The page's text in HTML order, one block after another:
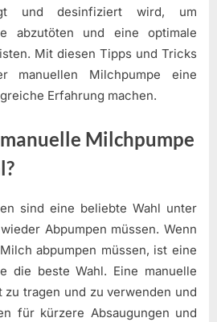
und desinfiziert wird, um
abzutöten und eine optimale
Mit diesen Tipps und Tricks
manuellen Milchpumpe eine
Erfahrung machen.
Milchpumpe
sind eine beliebte Wahl unter
Abpumpen müssen. Wenn
abpumpen müssen, ist eine
die beste Wahl. Eine manuelle
tragen und zu verwenden und
für kürzere Absaugungen und